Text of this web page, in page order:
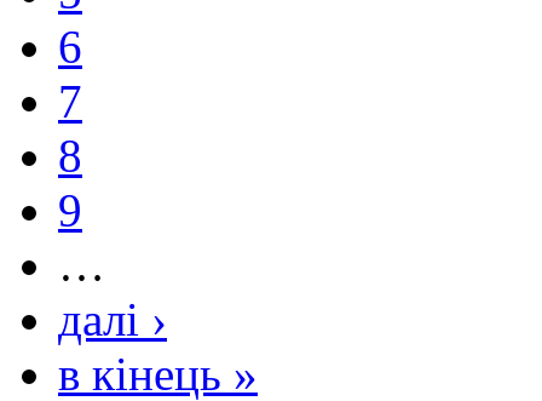
6
7
8
9
…
далі ›
в кінець »